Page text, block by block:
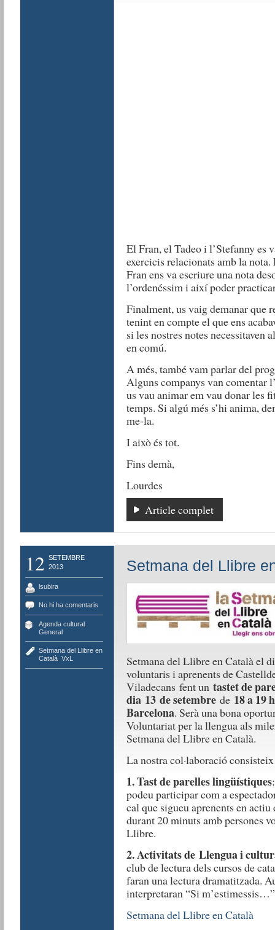
El Fran, el Tadeo i l’Stefanny es
exercicis relacionats amb la
Fran ens va escriure una nota
l’ordenéssim i així poder
Finalment, us vaig demanar que
tenint en compte el que ens
si les nostres notes necessitaven
en comú.
A més, també vam parlar del
Alguns companys van comentar
us vau animar em vau donar les
temps. Si algú més s’hi anima,
me-la.
I això és tot.
Fins demà,
Lourdes
Article complet
12 SETEMBRE
2013
lsubira
No hi ha comentaris
Agenda cultural,
General
Setmana del Llibre en
Català, VxL
Setmana del Llibre
Setmana del Llibre en Català el
voluntaris i aprenents de
Viladecans fent un tastet de
dia 13 de setembrede 18 a 19 h
Barcelona. Serà una bona
Voluntariat per la llengua als
Setmana del Llibre en Català.
La nostra col·laboració
1. Tast de parelles lingüístiques
podeu participar com a
cal que sigueu aprenents en
durant 20 minuts amb persones
Llibre.
2. Activitats de Llengua i
club de lectura dels cursos de
faran una lectura dramatitzada.
interpretaran “Si
Setmana del Llibre en Català